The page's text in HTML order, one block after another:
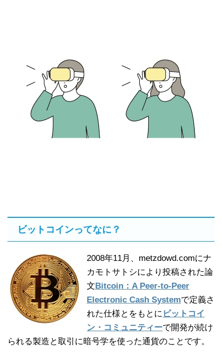
ビットコインってなに？
2008年11月、metzdowd.comにナ
カモトサトシにより投稿された論
文 Bitcoin：A Peer-to-Peer
Electronic Cash Systemで定義さ
れた仕様とをもとに ビットコイ
ン・コミュニティーで開発が続け
られる製造と取引に暗号学を使った通貨のことです。